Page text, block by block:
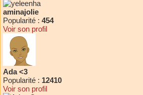
aminajolie
Popularité : 454
Voir son profil
Ada <3
Popularité : 12410
Voir son profil